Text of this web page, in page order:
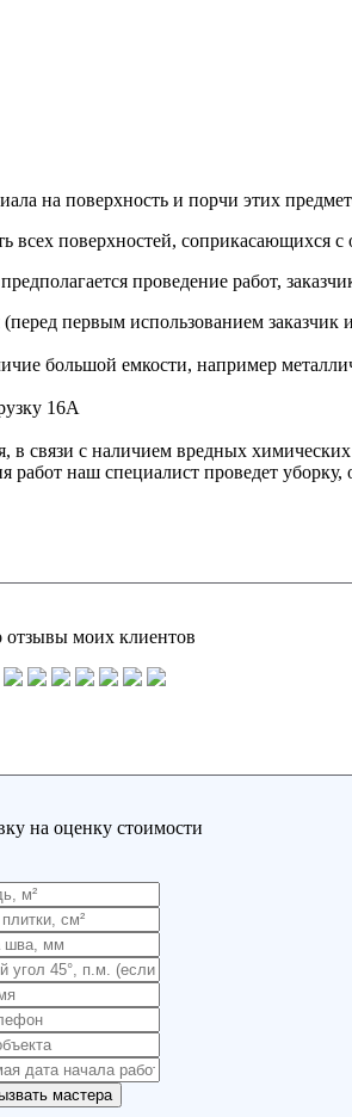
на поверхность и порчи этих
всех поверхностей, соприкасающихся
проведение работ,
первым использованием заказчик
большой емкости, например
16А
в связи с наличием вредных
наш специалист проведет
отзывы моих клиентов
на оценку стоимости
мастера